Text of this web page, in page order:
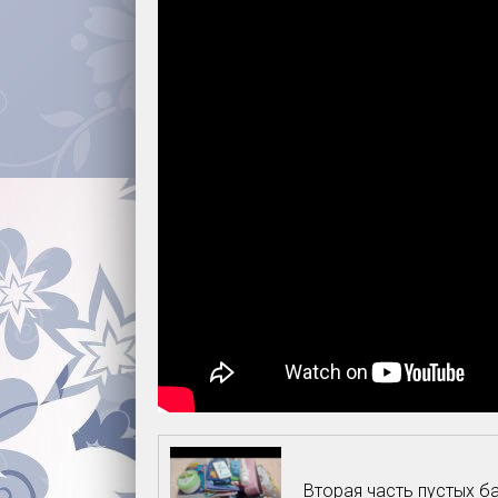
Вторая часть пустых